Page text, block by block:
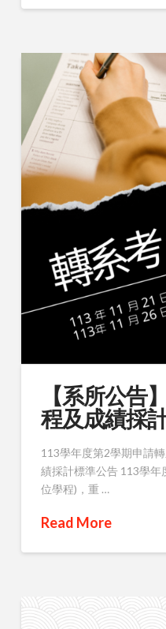
【系所公告
程及成績採
113學年度第2學期申請
績採計標準公告 113學年
位學程)，重 …
Read More